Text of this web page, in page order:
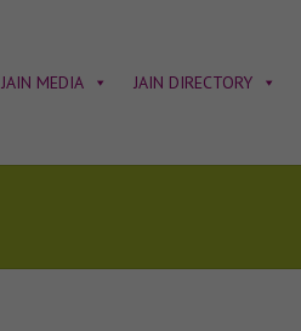
JAIN MEDIA JAIN DIRECTORY